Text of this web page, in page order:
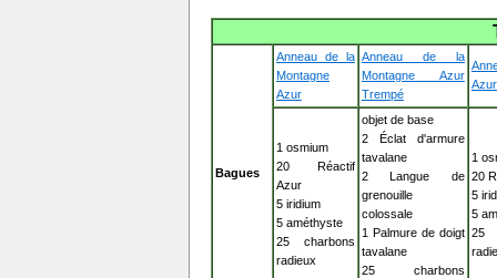
Bagues
Anneau de la
Montagne
Azur
Anneau de la
Montagne Azur
Trempé
Azur
1 osmium
20 Réactif
Azur
5 iridium
5 améthyste
25 charbons
radieux
objet de base
2 Éclat d'armure
tavalane
2 Langue de
grenouille
colossale
1 Palmure de doigt
tavalane
25 charbons
1
20
5
5
25